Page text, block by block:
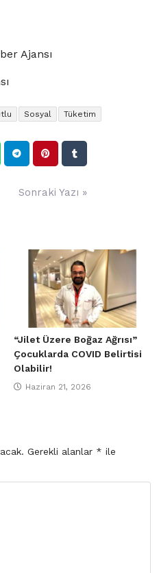
Ajansı
Sosyal Tüketim
Sonraki Yazı »
“Jilet Üzere Boğaz Ağrısı”
Çocuklarda COVID Belirtisi
Olabilir!
Haziran 21, 2026
Gerekli alanlar * ile